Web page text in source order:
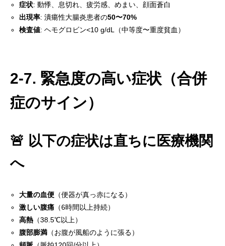
症状: 動悸、息切れ、疲労感、めまい、顔面蒼白
出現率: 潰瘍性大腸炎患者の50〜70%
検査値: ヘモグロビン<10 g/dL（中等度〜重度貧血）
2-7. 緊急度の高い症状（合併
症のサイン）
🚨 以下の症状は直ちに医療機関
へ
大量の血便 （便器が真っ赤になる）
激しい腹痛 （6時間以上持続）
高熱 （38.5℃以上）
腹部膨満 （お腹が風船のように張る）